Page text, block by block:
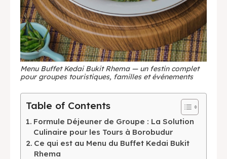
Menu Buffet Kedai Bukit Rhema — un festin complet
pour groupes touristiques, familles et événements
Table of Contents
Formule Déjeuner de Groupe : La Solution
Culinaire pour les Tours à Borobudur
Ce qui est au Menu du Buffet Kedai Bukit
Rhema